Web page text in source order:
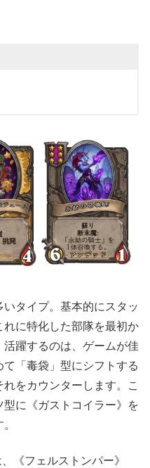
タイプ。基本的にスタッ
に特化した部隊を最初か
躍するのは、ゲームが佳
「毒袋」型にシフトする
をカウンターします。こ
に《ガストコイラー》を
《フェルストンパー》